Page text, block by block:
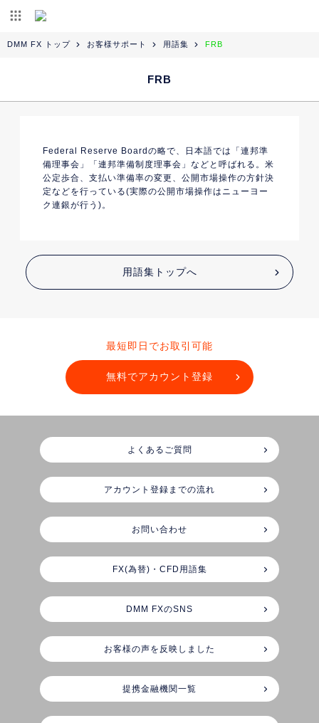
DMM FX トップ お客様サポート 用語集 FRB
FRB
Federal Reserve Boardの略で、日本語では「連邦準
備理事会」「連邦準備制度理事会」などと呼ばれる。米
公定歩合、支払い準備率の変更、公開市場操作の方針決
定などを行っている(実際の公開市場操作はニューヨー
ク連銀が行う)。
用語集トップへ
最短即日でお取引可能
無料でアカウント登録
よくあるご質問
アカウント登録までの流れ
お問い合わせ
FX(為替)・CFD用語集
DMM FXのSNS
お客様の声を反映しました
提携金融機関一覧